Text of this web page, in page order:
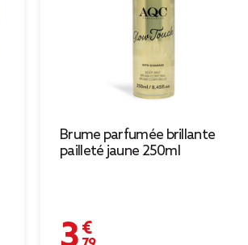
Brume parfumée brillante
pailleté jaune 250ml
3,79 €